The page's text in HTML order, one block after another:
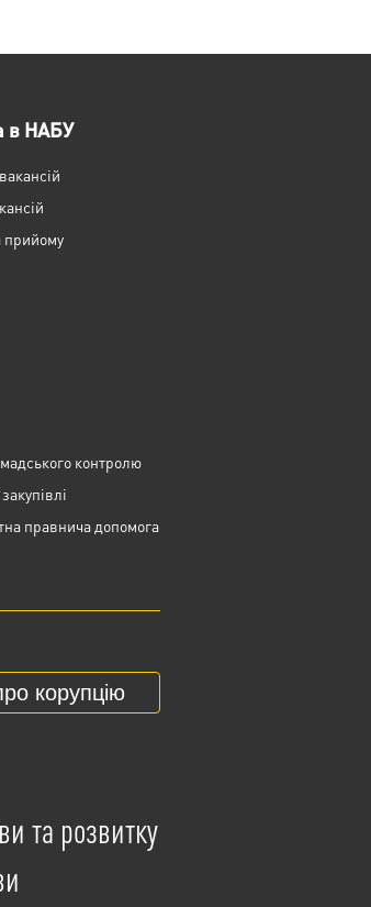
в НАБУ
контролю
правнича допомога
корупцію
та розвитку